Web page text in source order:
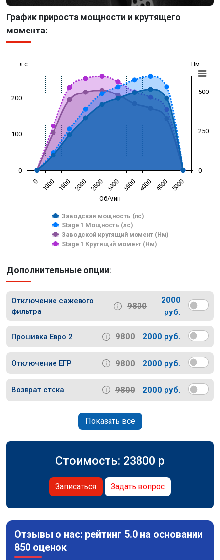
График прироста мощности и крутящего
момента:
Об/мин
л.с. Нм
Заводская мощность (лс)
Stage 1 Мощность (лс)
Заводской крутящий момент (Нм)
Stage 1 Крутящий момент (Нм)
0 1000 1500 2000 2500 3000 3500 4000 4500 5000
0
100
200
0
250
500
Дополнительные опции:
Отключение сажевого
фильтра
9800
2000
руб.
Прошивка Евро 2 9800 2000 руб.
Отключение ЕГР 9800 2000 руб.
Возврат стока 9800 2000 руб.
Показать все
Стоимость: 23800 p
Записаться Задать вопрос
Отзывы о нас: рейтинг 5.0 на основании
850 оценок